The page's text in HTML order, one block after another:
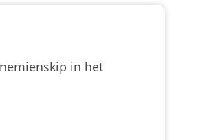
in het